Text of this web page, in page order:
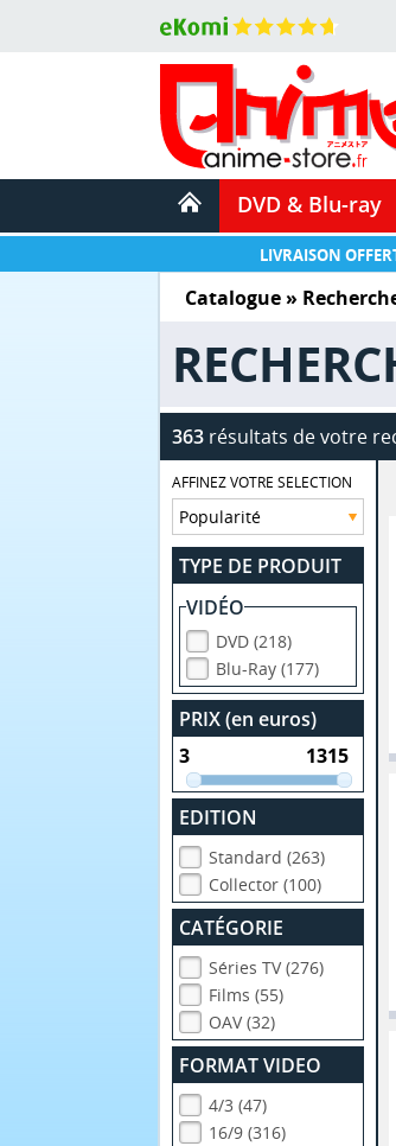
DVD & Blu-ray
LIVRAISON
Catalogue»
363résultats de votre
AFFINEZ VOTRE SELECTION
TYPE DE PRODUIT
VIDÉO
DVD (218)
Blu-Ray (177)
PRIX (en euros)
EDITION
Standard (263)
Collector (100)
CATÉGORIE
Séries TV (276)
Films (55)
OAV (32)
FORMAT VIDEO
4/3 (47)
16/9 (316)